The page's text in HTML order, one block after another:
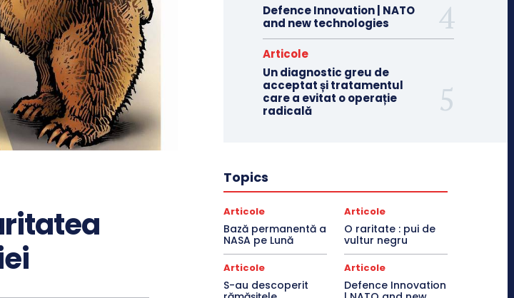
Defence Innovation | NATO
and new technologies
Articole
Un diagnostic greu de
acceptat și tratamentul
care a evitat o operație
radicală
Topics
Articole
Bază permanentă a
NASA pe Lună
Articole
O raritate : pui de
vultur negru
Articole
S-au descoperit
Articole
Defence Innovation